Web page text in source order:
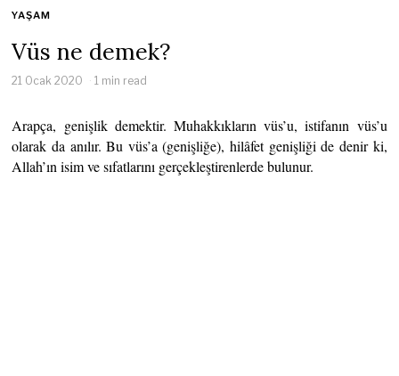
YAŞAM
Vüs ne demek?
21 Ocak 2020 1 min read
Arapça, genişlik demektir. Muhakkıkların vüs’u, istifanın vüs’u
olarak da anılır. Bu vüs’a (genişliğe), hilâfet genişliği de denir ki,
Allah’ın isim ve sıfatlarını gerçekleştirenlerde bulunur.